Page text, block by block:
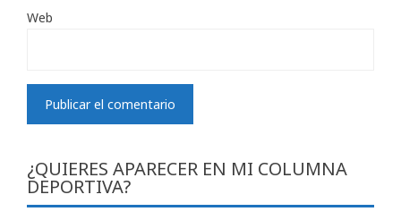
Web
¿QUIERES APARECER EN MI COLUMNA
DEPORTIVA?